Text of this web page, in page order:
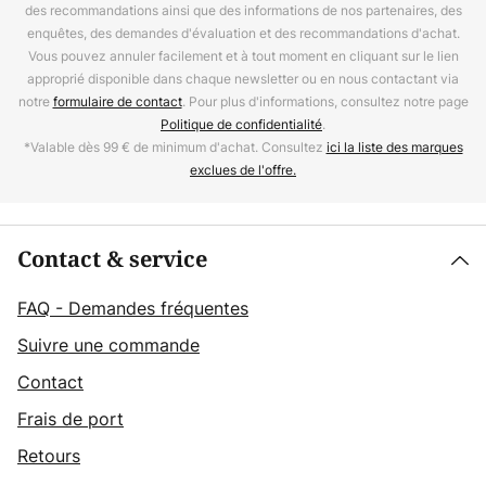
des recommandations ainsi que des informations de nos partenaires, des
enquêtes, des demandes d'évaluation et des recommandations d'achat.
Vous pouvez annuler facilement et à tout moment en cliquant sur le lien
approprié disponible dans chaque newsletter ou en nous contactant via
notreformulaire de contact. Pour plus d'informations, consultez notre page
Politique de confidentialité.
*Valable dès 99 € de minimum d'achat. Consultez ici la liste des marques
exclues de l'offre.
Contact & service
FAQ - Demandes fréquentes
Suivre une commande
Contact
Frais de port
Retours